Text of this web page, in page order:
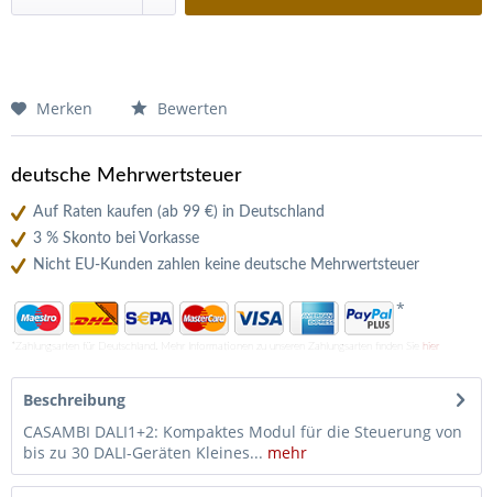
Merken Bewerten
deutsche Mehrwertsteuer
Auf Raten kaufen (ab 99 €) in Deutschland
3 % Skonto bei Vorkasse
Nicht EU-Kunden zahlen keine deutsche Mehrwertsteuer
*
*Zahlungsarten für Deutschland. Mehr Informationen zu unseren Zahlungsarten finden Sie hier
Beschreibung
CASAMBI DALI1+2: Kompaktes Modul für die Steuerung von
bis zu 30 DALI-Geräten Kleines... mehr